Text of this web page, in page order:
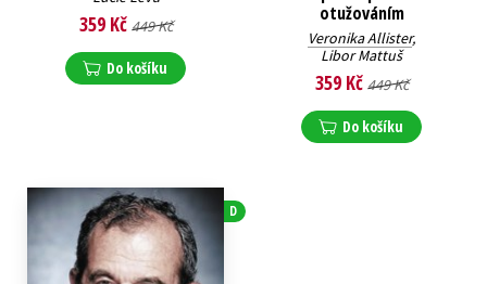
359 Kč 449 Kč
Do košíku
otužováním
Veronika Allister,
Libor Mattuš
359 Kč 449 Kč
Do košíku
D